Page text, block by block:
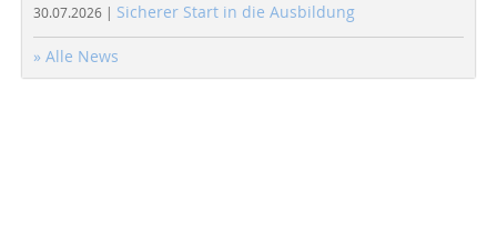
30.07.2026 | Sicherer Start in die Ausbildung
» Alle News